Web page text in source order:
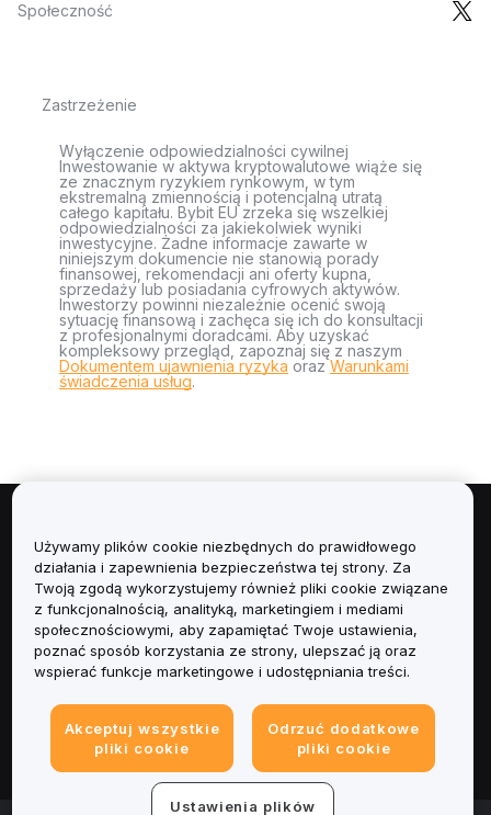
Społeczność
Zastrzeżenie
Wyłączenie odpowiedzialności cywilnej
Inwestowanie w aktywa kryptowalutowe wiąże się
ze znacznym ryzykiem rynkowym, w tym
ekstremalną zmiennością i potencjalną utratą
całego kapitału. Bybit EU zrzeka się wszelkiej
odpowiedzialności za jakiekolwiek wyniki
inwestycyjne. Żadne informacje zawarte w
niniejszym dokumencie nie stanowią porady
finansowej, rekomendacji ani oferty kupna,
sprzedaży lub posiadania cyfrowych aktywów.
Inwestorzy powinni niezależnie ocenić swoją
sytuację finansową i zachęca się ich do konsultacji
z profesjonalnymi doradcami. Aby uzyskać
kompleksowy przegląd, zapoznaj się z naszym
Dokumentem ujawnienia ryzyka orazWarunkami
świadczenia usług.
Informacje
Usługi
Obsługa Klienta
Informacje prawne
Używamy plików cookie niezbędnych do prawidłowego
działania i zapewnienia bezpieczeństwa tej strony. Za
Twoją zgodą wykorzystujemy również pliki cookie związane
z funkcjonalnością, analityką, marketingiem i mediami
społecznościowymi, aby zapamiętać Twoje ustawienia,
poznać sposób korzystania ze strony, ulepszać ją oraz
wspierać funkcje marketingowe i udostępniania treści.
Akceptuj wszystkie
pliki cookie
Odrzuć dodatkowe
pliki cookie
Ustawienia plików